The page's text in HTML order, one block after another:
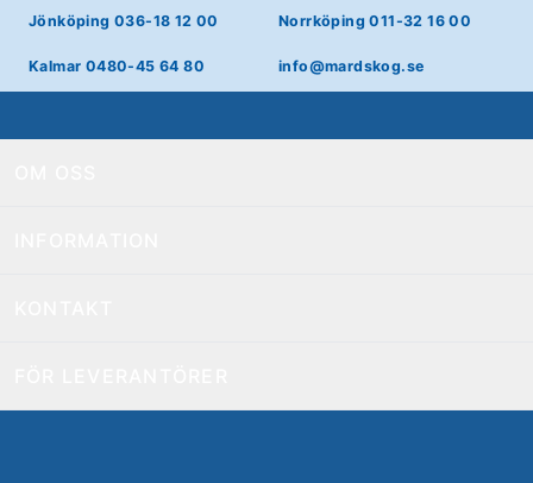
Jönköping 036-18 12 00 Norrköping 011-32 16 00
Kalmar 0480-45 64 80 info@mardskog.se